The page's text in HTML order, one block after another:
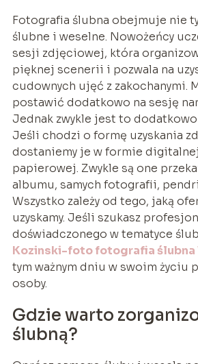
Fotografia ślubna obejmuje nie
ślubne i weselne. Nowożeńcy
sesji zdjęciowej, która
pięknej scenerii i pozwala na
cudownych ujęć z zakochanymi.
postawić dodatkowo na sesję
Jednak zwykle jest to dodatkowo
Jeśli chodzi o formę uzyskania
dostaniemy je w formie
papierowej. Zwykle są one
albumu, samych fotografii,
Wszystko zależy od tego, jaką
uzyskamy. Jeśli szukasz
doświadczonego w tematyce
Kozinski-foto fotografia ślubna
tym ważnym dniu w swoim życiu
osoby.
Gdzie warto
ślubną?